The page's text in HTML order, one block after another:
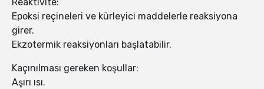
Epoksi reçineleri ve kürleyici maddelerle reaksiyona
girer.
Ekzotermik reaksiyonları başlatabilir.
Kaçınılması gereken koşullar:
Aşırı ısı.